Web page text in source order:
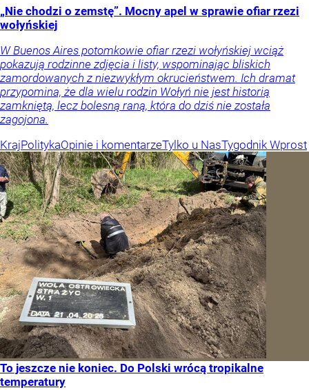
„Nie chodzi o zemstę”. Mocny apel w sprawie ofiar rzezi
wołyńskiej
W Buenos Aires potomkowie ofiar rzezi wołyńskiej wciąż
pokazują rodzinne zdjęcia i listy, wspominając bliskich
zamordowanych z niezwykłym okrucieństwem. Ich dramat
przypomina, że dla wielu rodzin Wołyń nie jest historią
zamkniętą, lecz bolesną raną, która do dziś nie została
zagojona.
KrajPolitykaOpinie i komentarzeTylko u NasTygodnik Wprost
To jeszcze nie koniec. Do Polski wrócą tropikalne
temperatury